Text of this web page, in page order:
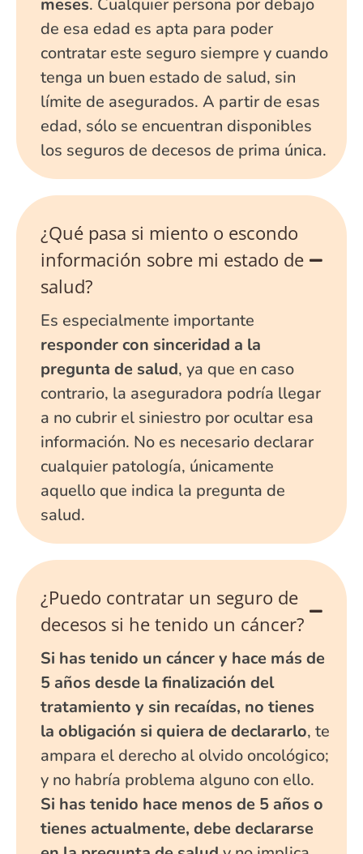
meses. Cualquier persona por debajo
de esa edad es apta para poder
contratar este seguro siempre y cuando
tenga un buen estado de salud, sin
límite de asegurados. A partir de esas
edad, sólo se encuentran disponibles
los seguros de decesos de prima única.
¿Qué pasa si miento o escondo
información sobre mi estado de
salud?
Es especialmente importante
responder con sinceridad a la
pregunta de salud, ya que en caso
contrario, la aseguradora podría llegar
a no cubrir el siniestro por ocultar esa
información. No es necesario declarar
cualquier patología, únicamente
aquello que indica la pregunta de
salud.
¿Puedo contratar un seguro de
decesos si he tenido un cáncer?
Si has tenido un cáncer y hace más de
5 años desde la finalización del
tratamiento y sin recaídas, no tienes
la obligación si quiera de declararlo, te
ampara el derecho al olvido oncológico;
y no habría problema alguno con ello.
Si has tenido hace menos de 5 años o
tienes actualmente, debe declararse